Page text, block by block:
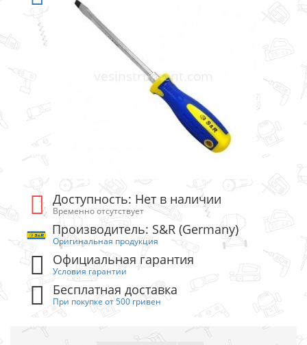
Доступность: Нет в наличии
Временно отсутствует
Производитель: S&R (Germany)
Оригинальная продукция
Официальная гарантия
Условия гарантии
Бесплатная доставка
При покупке от 500 гривен